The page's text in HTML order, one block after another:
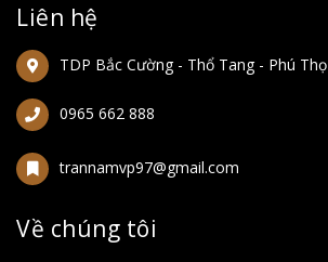
Liên hệ
TDP Bắc Cường - Thổ Tang - Phú Thọ
0965 662 888
trannamvp97@gmail.com
Về chúng tôi